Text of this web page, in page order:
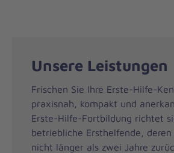
Unsere Leistungen
Frischen Sie Ihre Erste-Hilfe-
praxisnah, kompakt und
Erste-Hilfe-Fortbildung richtet
betriebliche Ersthelfende, deren
nicht länger als zwei Jahre